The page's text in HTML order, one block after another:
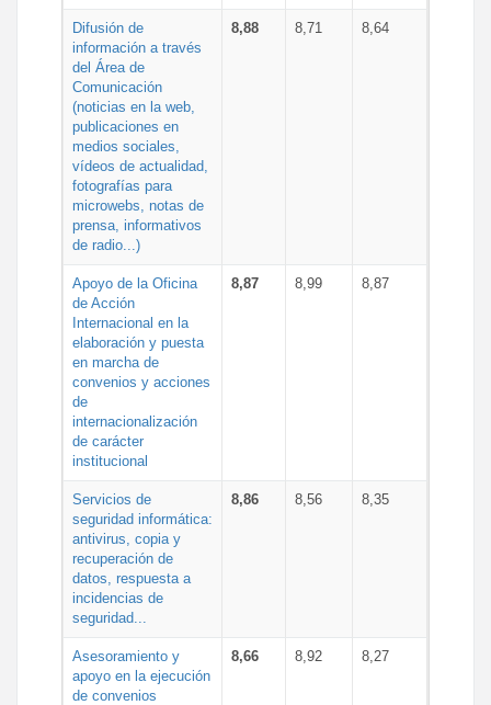
Difusión de
información a través
del Área de
Comunicación
(noticias en la web,
publicaciones en
medios sociales,
vídeos de actualidad,
fotografías para
microwebs, notas de
prensa, informativos
de radio...)
8,88 8,71 8,64
Apoyo de la Oficina
de Acción
Internacional en la
elaboración y puesta
en marcha de
convenios y acciones
de
internacionalización
de carácter
institucional
8,87 8,99 8,87
Servicios de
seguridad informática:
antivirus, copia y
recuperación de
datos, respuesta a
incidencias de
seguridad...
8,86 8,56 8,35
Asesoramiento y
apoyo en la ejecución
de convenios
8,66 8,92 8,27